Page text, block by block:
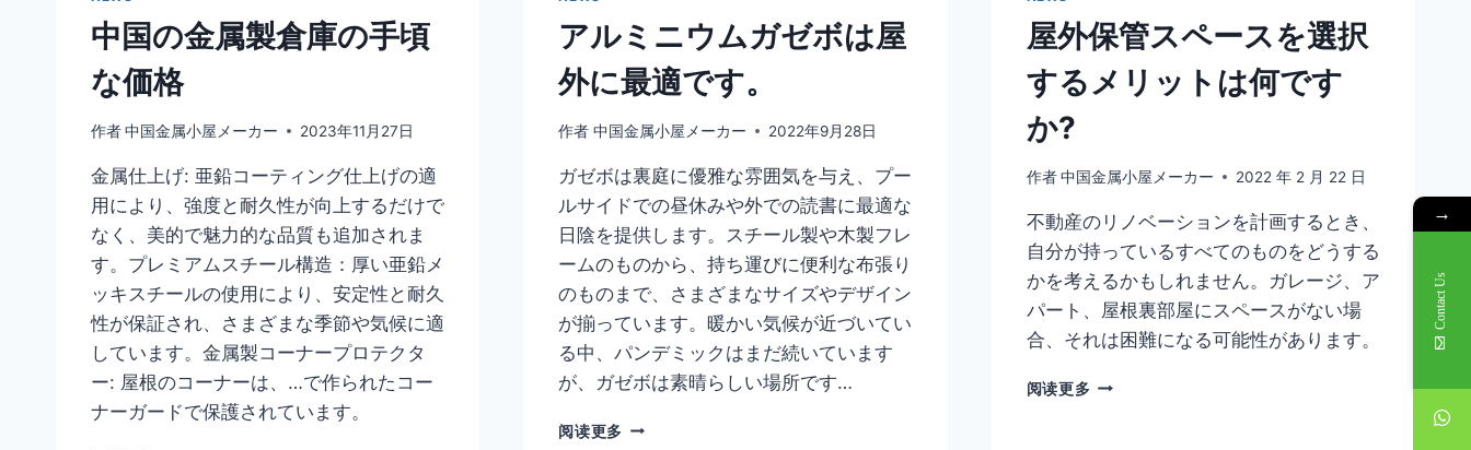
中国の金属製倉庫の手頃
な価格
作者中国金属小屋メーカー 2023年11月27日
金属仕上げ: 亜鉛コーティング仕上げの適
用により、強度と耐久性が向上するだけで
なく、美的で魅力的な品質も追加されま
す。プレミアムスチール構造：厚い亜鉛メ
ッキスチールの使用により、安定性と耐久
性が保証され、さまざまな季節や気候に適
しています。金属製コーナープロテクタ
ー: 屋根のコーナーは、…で作られたコー
ナーガードで保護されています。
アルミニウムガゼボは屋
外に最適です。
作者 中国金属小屋メーカー 2022年9月28日
ガゼボは裏庭に優雅な雰囲気を与え、プー
ルサイドでの昼休みや外での読書に最適な
日陰を提供します。スチール製や木製フレ
ームのものから、持ち運びに便利な布張り
のものまで、さまざまなサイズやデザイン
が揃っています。暖かい気候が近づいてい
る中、パンデミックはまだ続いています
が、ガゼボは素晴らしい場所です…
阅读更多
屋外保管スペースを選択
するメリットは何です
か?
作者 中国金属小屋メーカー 2022 年 2 月 22 日
不動産のリノベーションを計画するとき、
自分が持っているすべてのものをどうする
かを考えるかもしれません。ガレージ、ア
パート、屋根裏部屋にスペースがない場
合、それは困難になる可能性があります。
阅读更多
→
Contact Us